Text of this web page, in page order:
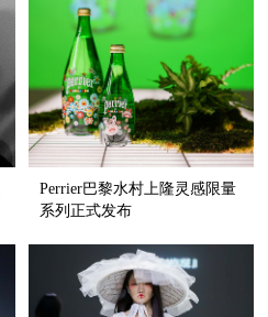
Perrier巴黎水村上隆灵感限量
系列正式发布